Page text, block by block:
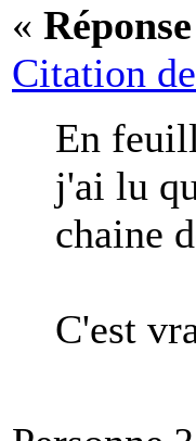
«
Citation
En
j'ai lu
chaine
C'est